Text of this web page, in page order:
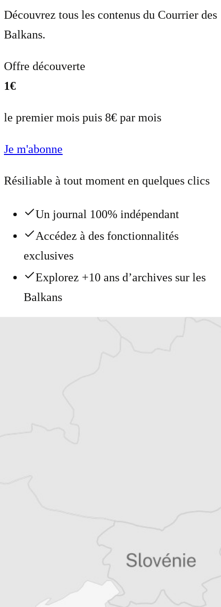
Découvrez tous les contenus du Courrier des
Balkans.
Offre découverte
1€
le premier mois puis 8€ par mois
Je m'abonne
Résiliable à tout moment en quelques clics
Un journal 100% indépendant
Accédez à des fonctionnalités
exclusives
Explorez +10 ans d’archives sur les
Balkans